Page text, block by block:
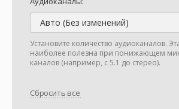
Авто (Без изменений)
Установите количество аудиоканалов.
наиболее полезна при понижающем
каналов (например, с 5.1 до стерео).
Сбросить все